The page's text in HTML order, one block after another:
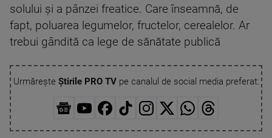
solului și a pânzei freatice. Care înseamnă, de
fapt, poluarea legumelor, fructelor, cerealelor. Ar
trebui gândită ca lege de sănătate publică
Urmărește Știrile PRO TVpe canalul de social media preferat: